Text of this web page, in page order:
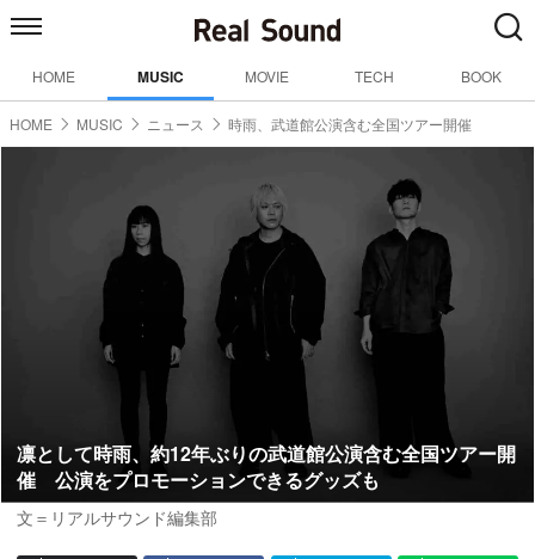
HOME MUSIC MOVIE TECH BOOK
HOME MUSIC ニュース 時雨、武道館公演含む全国ツアー開催
凛として時雨、約12年ぶりの武道館公演含む全国ツアー開
催 公演をプロモーションできるグッズも
文＝リアルサウンド編集部